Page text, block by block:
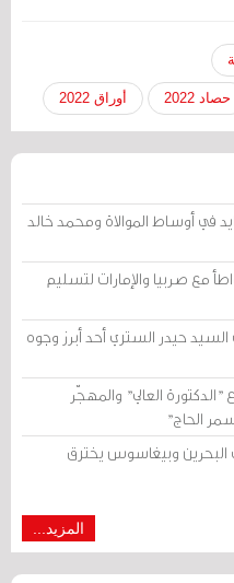
حصاد 2022 أوراق 2022
يتزايد في أوساط الموالاة ومحمد خالد
يتواطأ مع صربيا والإمارات لتسليم
يغيب السيد حيدر الستري أحد أبرز وجوه
تودع "الدكتورة العالي" والمهجّر
الحاج"
في البحرين وبيغاسوس يخترق
المزيد...